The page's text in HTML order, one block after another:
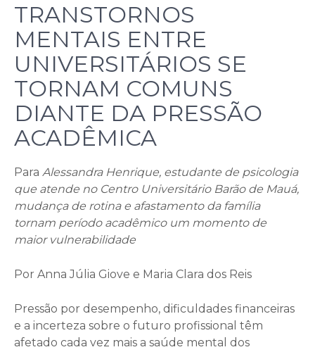
TRANSTORNOS
MENTAIS ENTRE
UNIVERSITÁRIOS SE
TORNAM COMUNS
DIANTE DA PRESSÃO
ACADÊMICA
Para Alessandra Henrique, estudante de psicologia
que atende no Centro Universitário Barão de Mauá,
mudança de rotina e afastamento da família
tornam período acadêmico um momento de
maior vulnerabilidade
Por Anna Júlia Giove e Maria Clara dos Reis
Pressão por desempenho, dificuldades financeiras
e a incerteza sobre o futuro profissional têm
afetado cada vez mais a saúde mental dos